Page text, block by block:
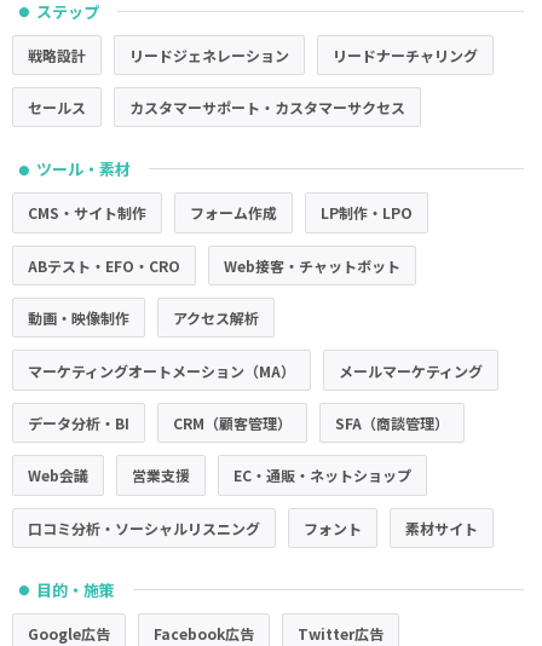
● ステップ
戦略設計 リードジェネレーション リードナーチャリング
セールス カスタマーサポート・カスタマーサクセス
● ツール・素材
CMS・サイト制作 フォーム作成 LP制作・LPO
ABテスト・EFO・CRO Web接客・チャットボット
動画・映像制作 アクセス解析
マーケティングオートメーション（MA） メールマーケティング
データ分析・BI CRM（顧客管理） SFA（商談管理）
Web会議 営業支援 EC・通販・ネットショップ
口コミ分析・ソーシャルリスニング フォント 素材サイト
● 目的・施策
Google広告 Facebook広告 Twitter広告